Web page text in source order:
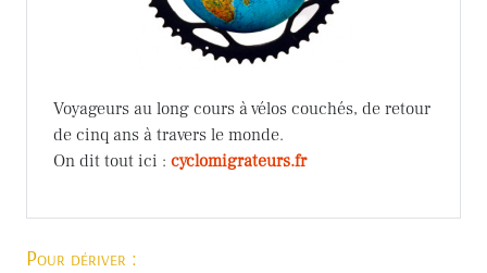
Voyageurs au long cours à vélos couchés, de retour
de cinq ans à travers le monde.
On dit tout ici : cyclomigrateurs.fr
Pour dériver :